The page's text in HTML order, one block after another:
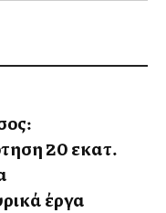
20 εκατ.
έργα